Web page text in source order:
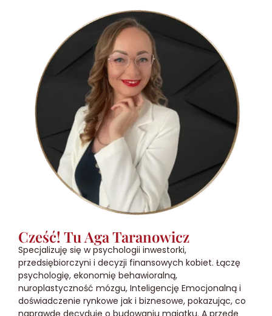
Cześć! Tu Aga Taranowicz
Specjalizuję się w psychologii inwestorki,
przedsiębiorczyni i decyzji finansowych kobiet. Łączę
psychologię, ekonomię behawioralną,
nuroplastyczność mózgu, Inteligencję Emocjonalną i
doświadczenie rynkowe jak i biznesowe, pokazując, co